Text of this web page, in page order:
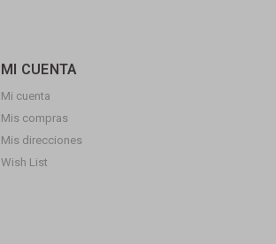
MI CUENTA
Mi cuenta
Mis compras
Mis direcciones
Wish List